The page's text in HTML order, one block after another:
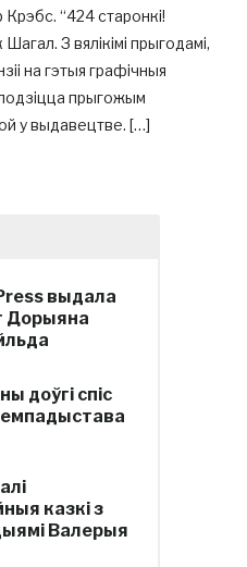
“424 старонкі!
З вялікімі прыгодамі,
на гэтыя графічныя
прыгожым
у выдавецтве. […]
выдала
Дорыяна
доўгі спіс
казкі з
Валерыя